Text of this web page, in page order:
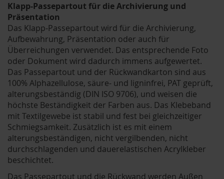
Klapp-Passepartout für die Archivierung und
Präsentation
Das Klapp-Passepartout wird für die Archivierung,
Aufbewahrung, Präsentation oder auch für
Überreichungen verwendet. Das entsprechende Foto
oder Dokument wird dadurch immens aufgewertet.
Das Passepartout und der Rückwandkarton sind aus
100% Alphazellulose, säure- und ligninfrei, PAT geprüft,
alterungsbeständig (DIN ISO 9706), und weisen die
höchste Beständigkeit der Farben aus. Das Klebeband
mit Textilgewebe ist stabil und fest bei gleichzeitiger
Schmiegsamkeit. Zusätzlich ist es mit einem
alterungsbeständigen, nicht vergilbenden, nicht
durchschlagenden und dauerelastischen Acrylkleber
beschichtet.
Das Passepartout und die Rückwand werden Außen